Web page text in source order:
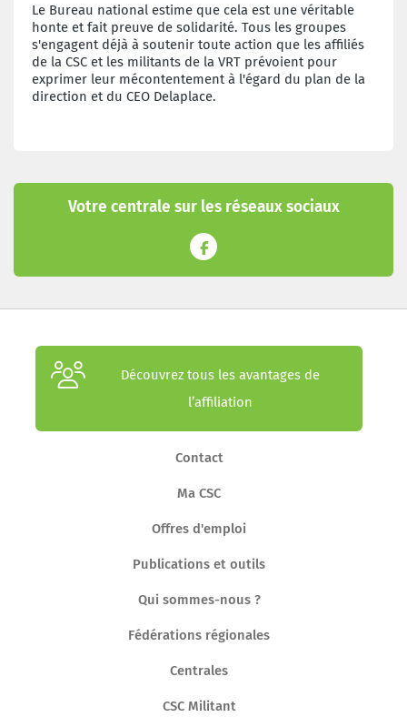
Le Bureau national estime que cela est une véritable
honte et fait preuve de solidarité. Tous les groupes
s'engagent déjà à soutenir toute action que les affiliés
de la CSC et les militants de la VRT prévoient pour
exprimer leur mécontentement à l'égard du plan de la
direction et du CEO Delaplace.
Votre centrale sur les réseaux sociaux
Découvrez tous les avantages de
l’affiliation
Contact
Ma CSC
Offres d'emploi
Publications et outils
Qui sommes-nous ?
Fédérations régionales
Centrales
CSC Militant